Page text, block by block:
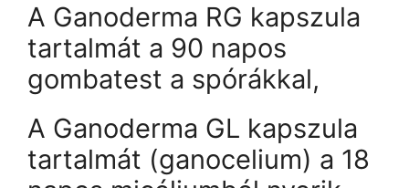
A Ganoderma RG kapszula
tartalmát a 90 napos
gombatest a spórákkal,
A Ganoderma GL kapszula
tartalmát (ganocelium) a 18